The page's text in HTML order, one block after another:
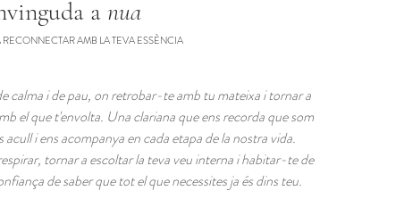
a nua
RECONNECTAR AMB LA TEVA ESSÈNCIA
calma i de pau, on retrobar-te amb tu mateixa i tornar a
el que t'envolta. Una clariana que ens recorda que som
acull i ens acompanya en cada etapa de la nostra vida.
tornar a escoltar la teva veu interna i habitar-te de
de saber que tot el que necessites ja és dins teu.